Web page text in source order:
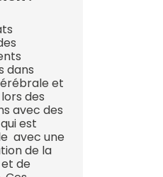
dans
et
des
avec des
est
avec une
de la
de